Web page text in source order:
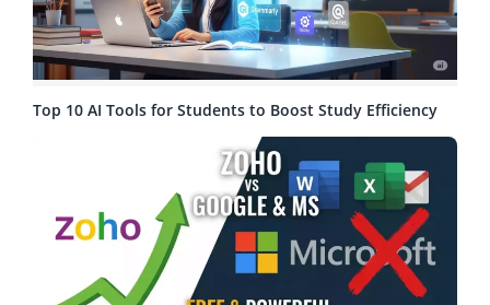
Top 10 AI Tools for Students to Boost Study Efficiency